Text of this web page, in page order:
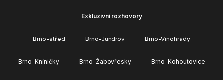
Exkluzivní rozhovory
Brno-střed Brno-Jundrov Brno-Vinohrady
Brno-Kníničky Brno-Žabovřesky Brno-Kohoutovice